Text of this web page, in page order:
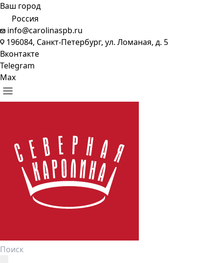
Ваш город
Россия
info@carolinaspb.ru
196084, Санкт-Петербург, ул. Ломаная, д. 5
Вконтакте
Telegram
Max